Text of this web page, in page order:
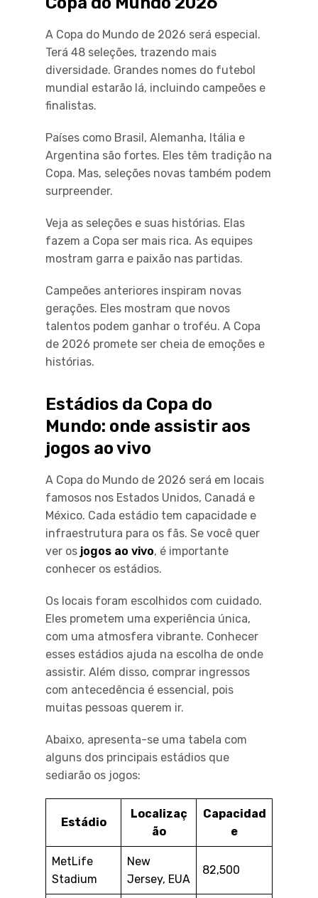
A Copa do Mundo de 2026 será especial.
Terá 48 seleções, trazendo mais
diversidade. Grandes nomes do futebol
mundial estarão lá, incluindo campeões e
finalistas.
Países como Brasil, Alemanha, Itália e
Argentina são fortes. Eles têm tradição na
Copa. Mas, seleções novas também podem
surpreender.
Veja as seleções e suas histórias. Elas
fazem a Copa ser mais rica. As equipes
mostram garra e paixão nas partidas.
Campeões anteriores inspiram novas
gerações. Eles mostram que novos
talentos podem ganhar o troféu. A Copa
de 2026 promete ser cheia de emoções e
histórias.
Estádios da Copa do
Mundo: onde assistir aos
jogos ao vivo
A Copa do Mundo de 2026 será em locais
famosos nos Estados Unidos, Canadá e
México. Cada estádio tem capacidade e
infraestrutura para os fãs. Se você quer
ver os jogos ao vivo, é importante
conhecer os estádios.
Os locais foram escolhidos com cuidado.
Eles prometem uma experiência única,
com uma atmosfera vibrante. Conhecer
esses estádios ajuda na escolha de onde
assistir. Além disso, comprar ingressos
com antecedência é essencial, pois
muitas pessoas querem ir.
Abaixo, apresenta-se uma tabela com
alguns dos principais estádios que
sediarão os jogos:
Estádio
Localizaç
ão
Capacidad
e
MetLife
Stadium
New
Jersey, EUA
82,500